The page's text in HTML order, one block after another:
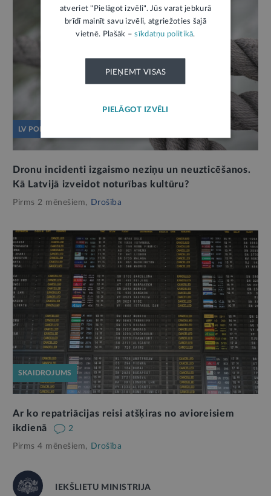
LV PORTĀLS JAUTĀ
Dronu incidenti izgaismo neziņu un neuzticēšanos.
Kā Latvijā izveidot noturības kultūru?
Pirms 2 mēnešiem, Drošība
SKAIDROJUMS
Ar ko repatriācijas reisi atšķiras no avioreisiem
ikdienā
2
Pirms 4 mēnešiem, Drošība
IEKŠLIETU MINISTRIJA
atveriet "Pielāgot izvēli". Jūs varat jebkurā
brīdī mainīt savu izvēli, atgriežoties šajā
vietnē. Plašāk –sīkdatņu politikā.
PIEŅEMT VISAS
PIELĀGOT IZVĒLI